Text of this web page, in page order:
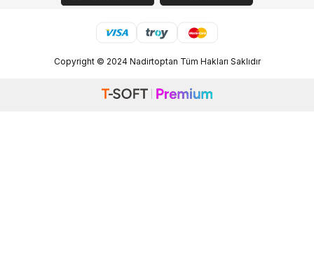
Copyright © 2024 Nadirtoptan Tüm Hakları Saklıdır